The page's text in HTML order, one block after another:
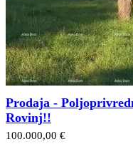
Prodaja -
Rovinj!!
100.000,00 €